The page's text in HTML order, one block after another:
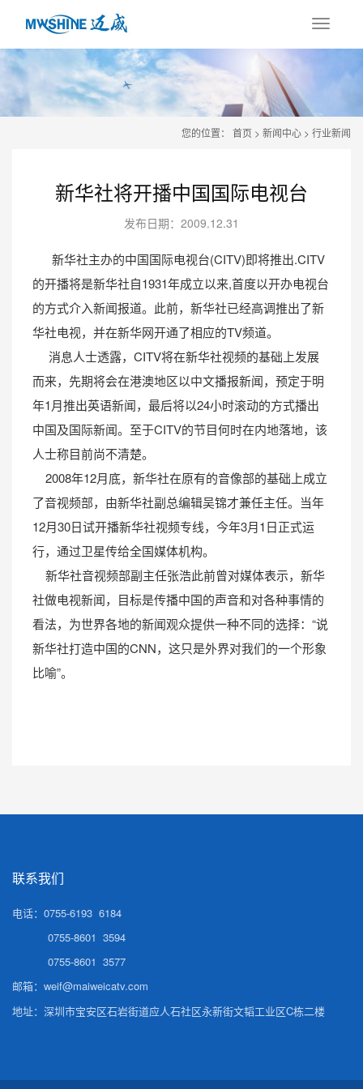
您的位置： 首页 > 新闻中心 > 行业新闻
新华社将开播中国国际电视台
发布日期：2009.12.31
新华社主办的中国国际电视台(CITV)即将推出.CITV
的开播将是新华社自1931年成立以来,首度以开办电视台
的方式介入新闻报道。此前，新华社已经高调推出了新
华社电视，并在新华网开通了相应的TV频道。
消息人士透露，CITV将在新华社视频的基础上发展
而来，先期将会在港澳地区以中文播报新闻，预定于明
年1月推出英语新闻，最后将以24小时滚动的方式播出
中国及国际新闻。至于CITV的节目何时在内地落地，该
人士称目前尚不清楚。
2008年12月底，新华社在原有的音像部的基础上成立
了音视频部，由新华社副总编辑吴锦才兼任主任。当年
12月30日试开播新华社视频专线，今年3月1日正式运
行，通过卫星传给全国媒体机构。
新华社音视频部副主任张浩此前曾对媒体表示，新华
社做电视新闻，目标是传播中国的声音和对各种事情的
看法，为世界各地的新闻观众提供一种不同的选择：“说
新华社打造中国的CNN，这只是外界对我们的一个形象
比喻”。
联系我们
电话：0755-6193 6184
0755-8601 3594
0755-8601 3577
邮箱： weif@maiweicatv.com
地址：深圳市宝安区石岩街道应人石社区永新街文韬工业区C栋二楼